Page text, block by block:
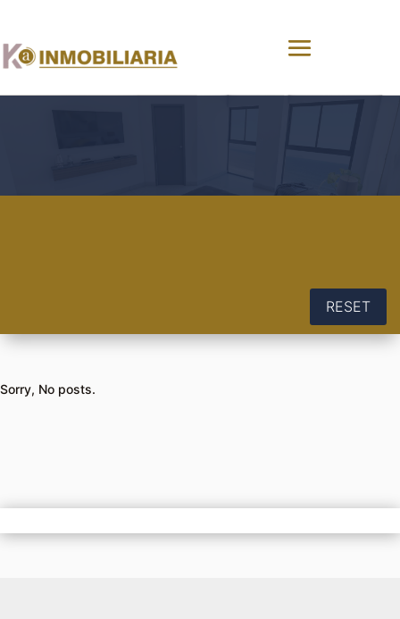
RESET
Sorry, No posts.